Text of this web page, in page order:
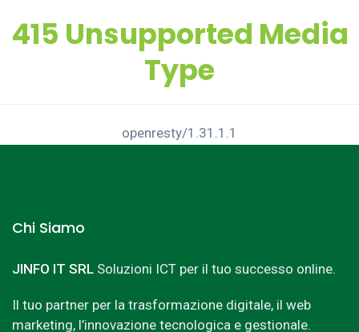
415 Unsupported Media
Type
openresty/1.31.1.1
Chi Siamo
JINFO IT SRL Soluzioni ICT per il tuo successo online.
Il tuo partner per la trasformazione digitale, il web
marketing, l’innovazione tecnologica e gestionale.